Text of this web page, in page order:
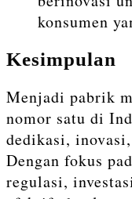
konsumen
Kesimpulan
Menjadi pabrik
nomor satu di
dedikasi,
Dengan fokus
regulasi,